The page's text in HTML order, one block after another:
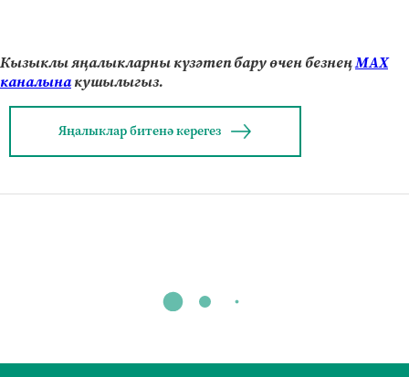
Кызыклы яңалыкларны күзәтеп бару өчен безнеңМАХ
каналынакушылыгыз.
Яңалыклар битенә керегез